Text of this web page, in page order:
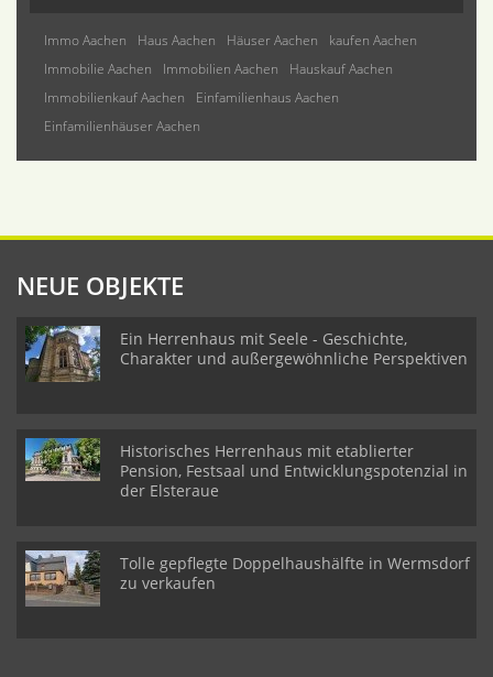
Immo Aachen Haus Aachen Häuser Aachen
kaufen Aachen
Immobilie Aachen
Immobilien Aachen
Hauskauf Aachen
Immobilienkauf Aachen
Einfamilienhaus Aachen
Einfamilienhäuser Aachen
NEUE OBJEKTE
Ein Herrenhaus mit Seele - Geschichte,
Charakter und außergewöhnliche Perspektiven
Historisches Herrenhaus mit etablierter
Pension, Festsaal und Entwicklungspotenzial in
der Elsteraue
Tolle gepflegte Doppelhaushälfte in Wermsdorf
zu verkaufen